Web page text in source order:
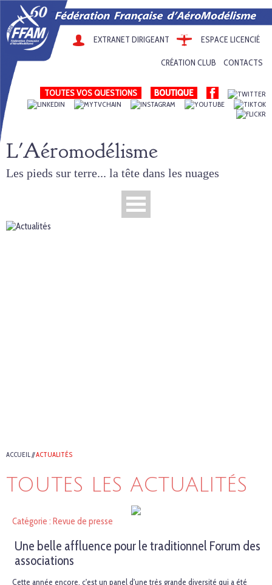
EXTRANET DIRIGEANT ESPACE LICENCIÉ
CRÉATION CLUB CONTACTS
TOUTES VOS QUESTIONS
L'Aéromodélisme
Les pieds sur terre... la tête dans les nuages
ACCUEIL//ACTUALITÉS
TOUTES LES ACTUALITÉS
Catégorie : Revue de presse
Une belle affluence pour le traditionnel Forum des
associations
Cette année encore, c'est un panel d'une très grande diversité qui a été